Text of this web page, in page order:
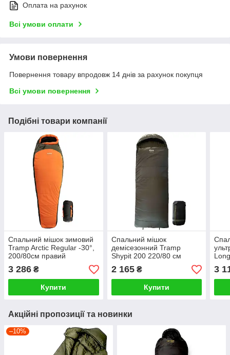
Оплата на рахунок
Всі умови оплати
Умови повернення
Повернення товару впродовж 14 днів за рахунок покупця
Всі умови повернення
Подібні товари компанії
Спальний мішок зимовий
Tramp Arctic Regular -30°,
200/80см правий
3 286 ₴
Купити
Спальний мішок
демісезонний Tramp
Shypit 200 220/80 см
правий, олива
2 165₴
Купити
3
Акційні пропозиції та новинки
–10%